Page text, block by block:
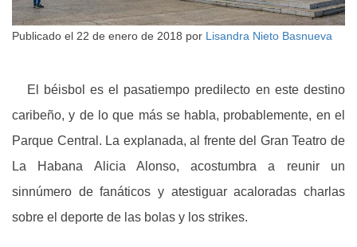
Publicado el 22 de enero de 2018 por Lisandra Nieto Basnueva
El béisbol es el pasatiempo predilecto en este destino
caribeño, y de lo que más se habla, probablemente, en el
Parque Central. La explanada, al frente del Gran Teatro de
La Habana Alicia Alonso, acostumbra a reunir un
sinnúmero de fanáticos y atestiguar acaloradas charlas
sobre el deporte de las bolas y los strikes.